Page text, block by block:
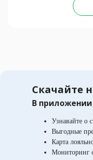
Скачайте
В приложении
Узнавайте о
Выгодные
Карта
Мониторинг